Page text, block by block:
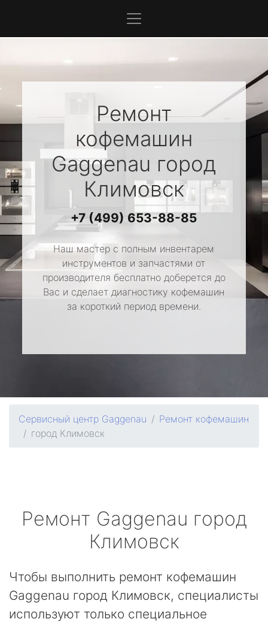
Ремонт
кофемашин
Gaggenau город
Климовск
+7 (499) 653-88-85
Наш мастер с полным инвентарем
инструментов и запчастями от
производителя бесплатно доберется до
Вас и сделает диагностику кофемашин
за короткий период времени.
Сервисный центр Gaggenau
Ремонт кофемашин
город Климовск
Ремонт Gaggenau город
Климовск
Чтобы выполнить ремонт кофемашин
Gaggenau город Климовск, специалисты
используют только специальное